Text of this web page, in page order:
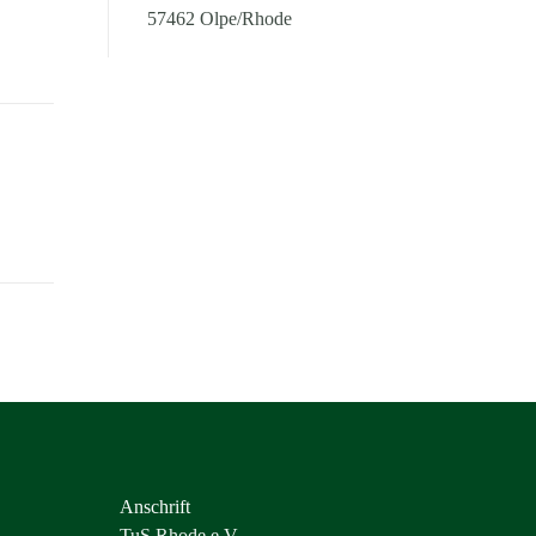
57462 Olpe/Rhode
Anschrift